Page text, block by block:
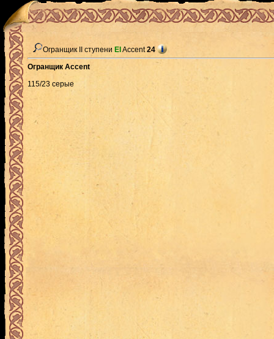
Огранщик II ступени El Accent24
Огранщик Accent
115/23 серые